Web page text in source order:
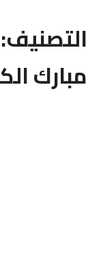
التصنيف:
مبارك